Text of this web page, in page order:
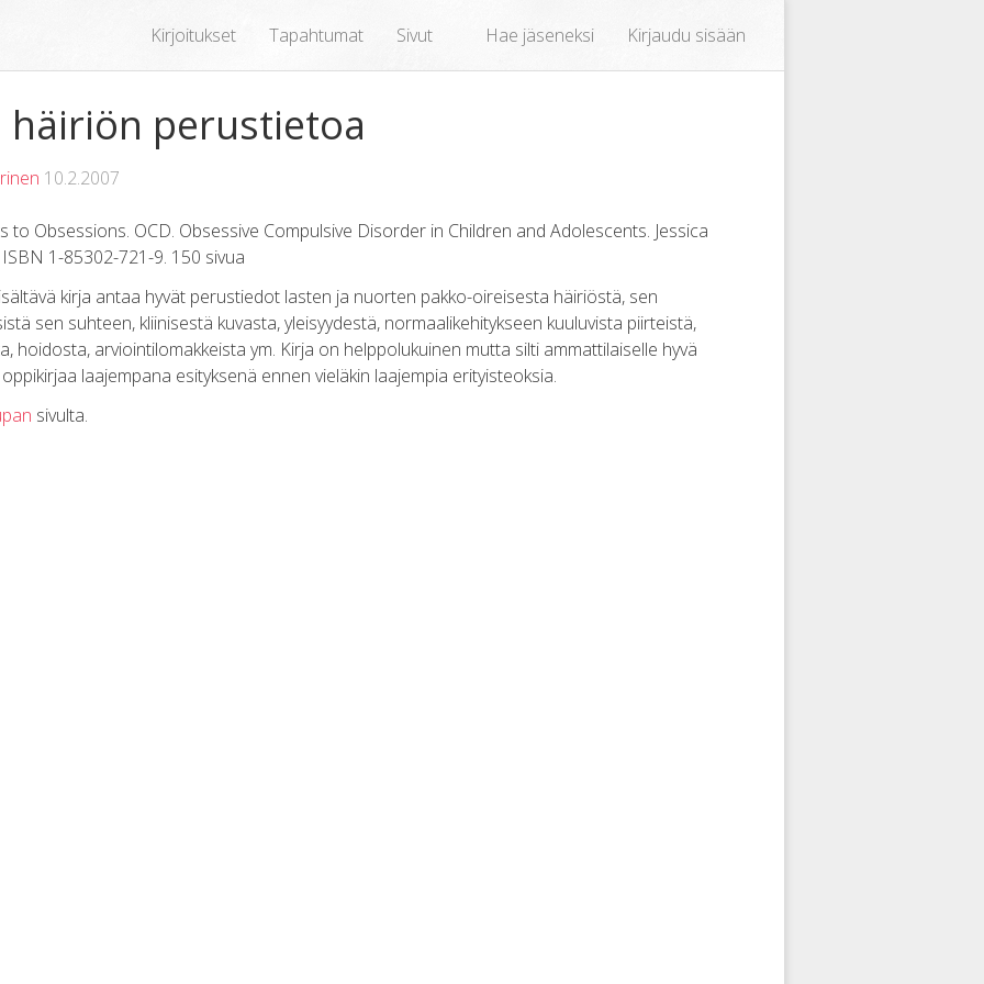
Kirjoitukset Tapahtumat Sivut Hae jäseneksi Kirjaudu sisään
häiriön perustietoa
10.2.2007
to Obsessions. OCD. Obsessive Compulsive Disorder in Children and Adolescents. Jessica
1-85302-721-9. 150 sivua
kirja antaa hyvät perustiedot lasten ja nuorten pakko-oireisesta häiriöstä, sen
sen suhteen, kliinisestä kuvasta, yleisyydestä, normaalikehitykseen kuuluvista piirteistä,
hoidosta, arviointilomakkeista ym. Kirja on helppolukuinen mutta silti ammattilaiselle hyvä
laajempana esityksenä ennen vieläkin laajempia erityisteoksia.
sivulta.